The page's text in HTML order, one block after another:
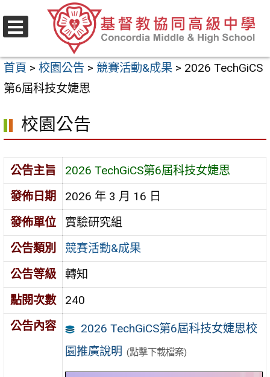
至
要
內
區
首頁 > 校園公告 > 競賽活動&成果 > 2026 TechGiCS
第6屆科技女婕思
校園公告
公告主旨
2026 TechGiCS第6屆科技女婕思
發佈日期
2026 年 3 月 16 日
發佈單位
實驗研究組
公告類別
競賽活動&成果
公告等級
轉知
點閱次數
240
公告內容
2026 TechGiCS第6屆科技女婕思校
園推廣說明 (點擊下載檔案)
選
單